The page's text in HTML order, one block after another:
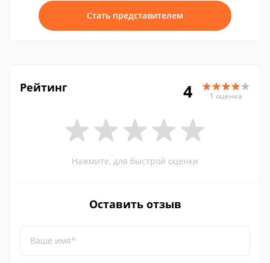
Стать представителем
Рейтинг 4 1 оценка
Нажмите, для быстрой оценки
Оставить отзыв
Ваше имя*